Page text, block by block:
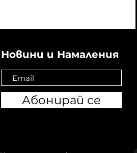
Новини и Намаления
Абонирай се